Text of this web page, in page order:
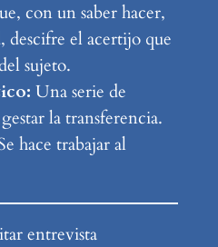
con un saber hacer,
descifre el acertijo que
sujeto.
Una serie de
la transferencia.
hace trabajar al
entrevista